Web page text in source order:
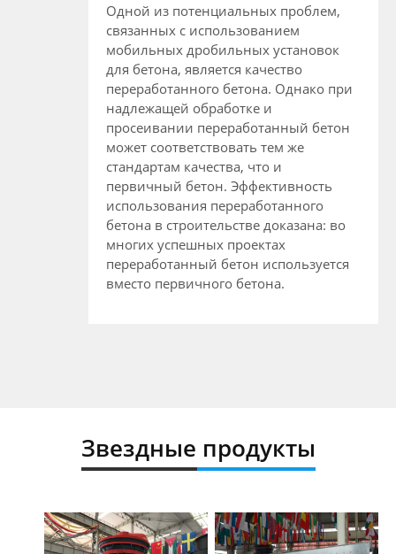
Одной из потенциальных проблем,
связанных с использованием
мобильных дробильных установок
для бетона, является качество
переработанного бетона. Однако при
надлежащей обработке и
просеивании переработанный бетон
может соответствовать тем же
стандартам качества, что и
первичный бетон. Эффективность
использования переработанного
бетона в строительстве доказана: во
многих успешных проектах
переработанный бетон используется
вместо первичного бетона.
Звездные продукты